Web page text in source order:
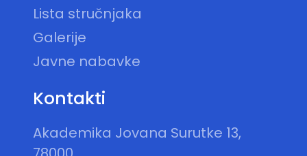
Lista stručnjaka
Galerije
Javne nabavke
Kontakti
Akademika Jovana Surutke 13,